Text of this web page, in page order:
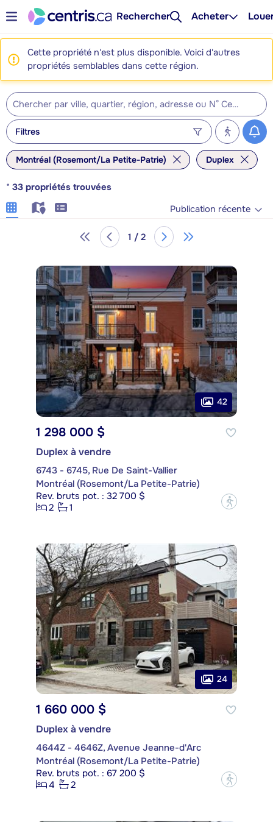
Rechercher Acheter
Cette propriété n'est plus disponible. Voici d'autres
propriétés semblables dans cette région.
Filtres
Montréal (Rosemont/La Petite-Patrie) Duplex
* 33 propriétés trouvées
Publication récente
1 / 2
42
1 298 000 $
Duplex à vendre
6743 - 6745, Rue De Saint-Vallier
Montréal (Rosemont/La Petite-Patrie)
Rev. bruts pot. : 32 700 $
2
1 ?
24
1 660 000 $
Duplex à vendre
4644Z - 4646Z, Avenue Jeanne-d'Arc
Montréal (Rosemont/La Petite-Patrie)
Rev. bruts pot. : 67 200 $
4
2 ?